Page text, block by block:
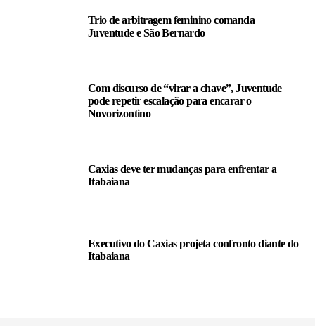
Trio de arbitragem feminino comanda
Juventude e São Bernardo
Com discurso de “virar a chave”, Juventude
pode repetir escalação para encarar o
Novorizontino
Caxias deve ter mudanças para enfrentar a
Itabaiana
Executivo do Caxias projeta confronto diante do
Itabaiana